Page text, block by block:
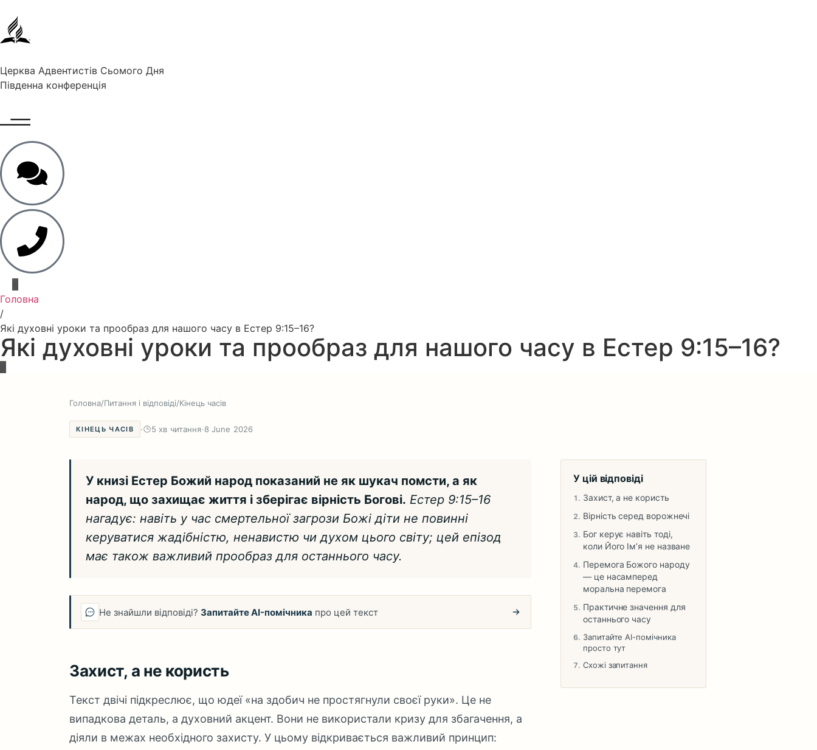
Церква Адвентистів Сьомого Дня
Південна конференція
Головна
/
Які духовні уроки та прообраз для нашого часу в Естер 9:15–16?
Які духовні уроки та прообраз для нашого часу в Естер 9:15–16?
Головна/Питання і відповіді/Кінець часів
КІНЕЦЬ ЧАСІВ · 5 хв читання·8 June 2026
У книзі Естер Божий народ показаний не як шукач помсти, а як
народ, що захищає життя і зберігає вірність Богові. Естер 9:15–16
нагадує: навіть у час смертельної загрози Божі діти не повинні
керуватися жадібністю, ненавистю чи духом цього світу; цей епізод
має також важливий прообраз для останнього часу.
Не знайшли відповіді? Запитайте AI-помічника про цей текст
Захист, а не користь
Текст двічі підкреслює, що юдеї «на здобич не простягнули своєї руки». Це не
випадкова деталь, а духовний акцент. Вони не використали кризу для збагачення, а
діяли в межах необхідного захисту. У цьому відкривається важливий принцип:
У цій відповіді
Захист, а не користь
Вірність серед ворожнечі
Бог керує навіть тоді,
коли Його Ім’я не назване
Перемога Божого народу
— це насамперед
моральна перемога
Практичне значення для
останнього часу
Запитайте AI-помічника
просто тут
Схожі запитання